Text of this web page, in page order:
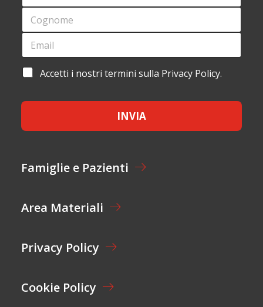
O
N
L
O
M
*
C
G
O
E
E
A
I
L
A
E
T
O
*
Accetti i nostri termini sulla Privacy Policy.
INVIA
Famiglie e Pazienti
Area Materiali
Privacy Policy
Cookie Policy